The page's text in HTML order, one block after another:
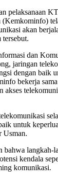
pelaksanaan
akan
dan
jaringan
dengan baik
bekerja
akses
untuk
Usman.
bahwa langkah-
kendala
komunikasi.